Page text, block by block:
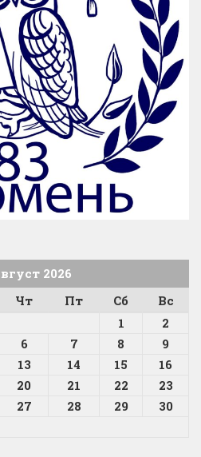
2026
Чт Пт Сб
Вс
1
2
6 7 8
9
13 14 15
16
20 21 22
23
27 28 29
30